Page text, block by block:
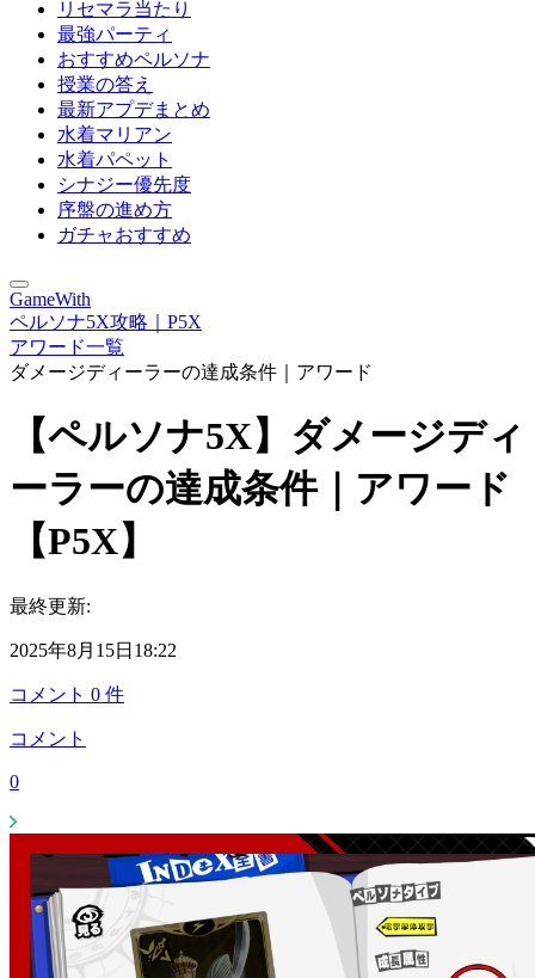
リセマラ当たり
最強パーティ
おすすめペルソナ
授業の答え
最新アプデまとめ
水着マリアン
水着パペット
シナジー優先度
序盤の進め方
ガチャおすすめ
GameWith
ペルソナ5X攻略｜P5X
アワード一覧
ダメージディーラーの達成条件｜アワード
【ペルソナ5X】ダメージディ
ーラーの達成条件｜アワード
【P5X】
最終更新:
2025年8月15日18:22
コメント 0 件
コメント
0